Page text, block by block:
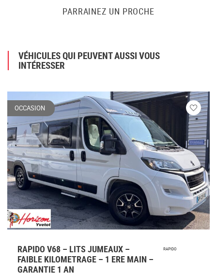
PARRAINEZ UN PROCHE
VÉHICULES QUI PEUVENT AUSSI VOUS
INTÉRESSER
OCCASION
Veuillez
vous
RAPIDO V68 – LITS JUMEAUX –
FAIBLE KILOMETRAGE – 1 ERE MAIN –
GARANTIE 1 AN
RAPIDO